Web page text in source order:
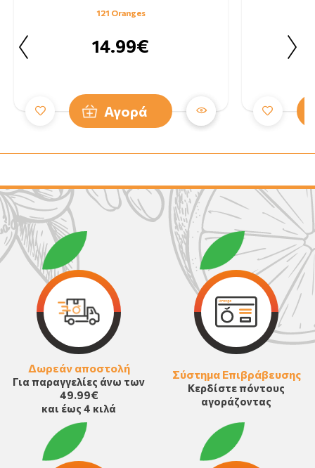
121 Oranges
14.99€
Αγορά
Δωρεάν αποστολή
Για παραγγελίες άνω των
49.99€
και έως 4 κιλά
Σύστημα Επιβράβευσης
Κερδίστε πόντους
αγοράζοντας